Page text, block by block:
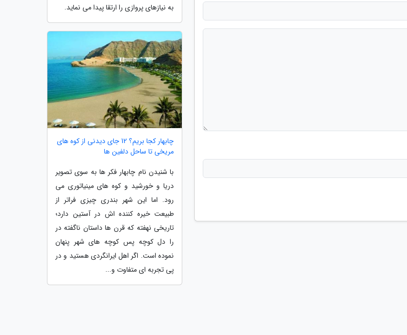
به نیازهای پروازی را ارتقا پیدا می نماید.
چابهار کجا بریم؟ 12 جای دیدنی از کوه های
مریخی تا ساحل دلفین ها
با شنیدن نام چابهار فکر ها به سوی تصویر
دریا و خورشید و کوه های مینیاتوری می
رود. اما این شهر بندری چیزی فراتر از
طبیعت خیره کننده اش در آستین دارد؛
تاریخی نهفته که قرن ها داستان ناگفته در
را دل کوچه پس کوچه های شهر پنهان
نموده است. اگر اهل ایرانگردی هستید و در
پی تجربه ای متفاوت و...